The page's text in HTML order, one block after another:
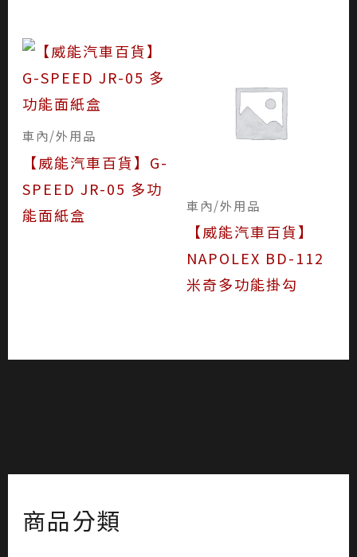
商品分類
車內/外用品
【威能汽車百貨】G-
SPEED JR-05 多功
能面紙盒
車內/外用品
【威能汽車百貨】
NAPOLEX BD-112
米奇多功能掛勾